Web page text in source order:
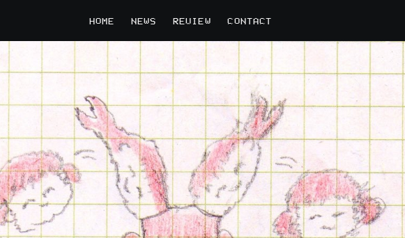
HOME NEWS REVIEW CONTACT